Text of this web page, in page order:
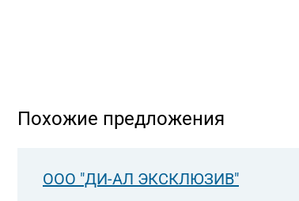
Похожие предложения
ООО "ДИ-АЛ ЭКСКЛЮЗИВ"